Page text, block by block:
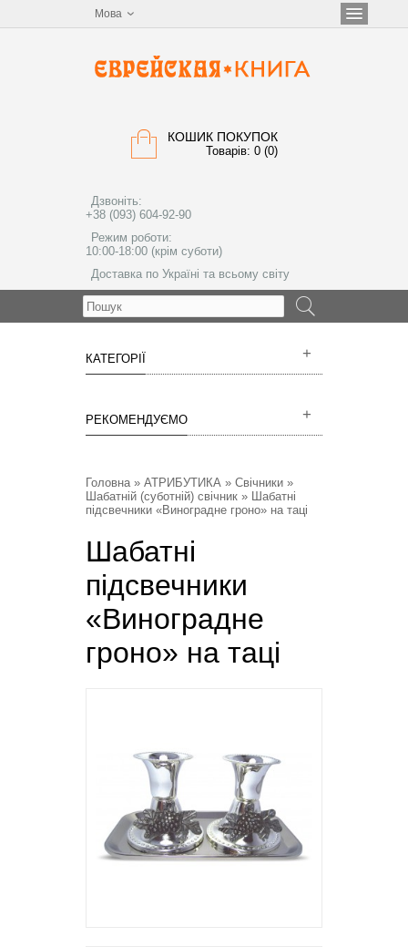
Мова
КОШИК ПОКУПОК
Товарів: 0 (0)
Дзвоніть:
+38 (093) 604-92-90
Режим роботи:
10:00-18:00 (крім суботи)
Доставка по Україні та всьому світу
КАТЕГОРІЇ
РЕКОМЕНДУЄМО
Головна» АТРИБУТИКА » Свічники »
Шабатній (суботній) свічник » Шабатні
підсвечники «Виноградне гроно» на таці
Шабатні
підсвечники
«Виноградне
гроно» на таці